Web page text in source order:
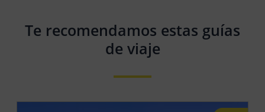
Te recomendamos estas guías
de viaje